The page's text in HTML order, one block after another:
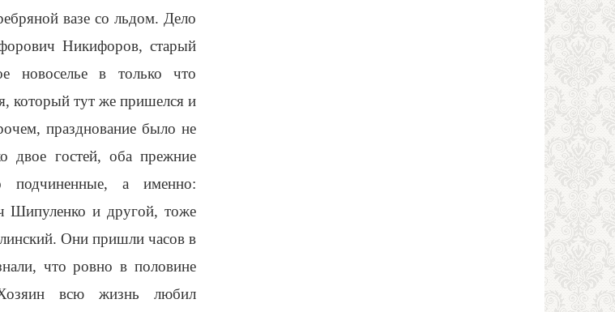
вазе со льдом. Дело
Никифоров, старый
новоселье в только что
который тут же пришелся и
празднование было не
двое гостей, оба прежние
а именно:
Шипуленко и другой, тоже
Они пришли часов в
что ровно в половине
всю жизнь любил